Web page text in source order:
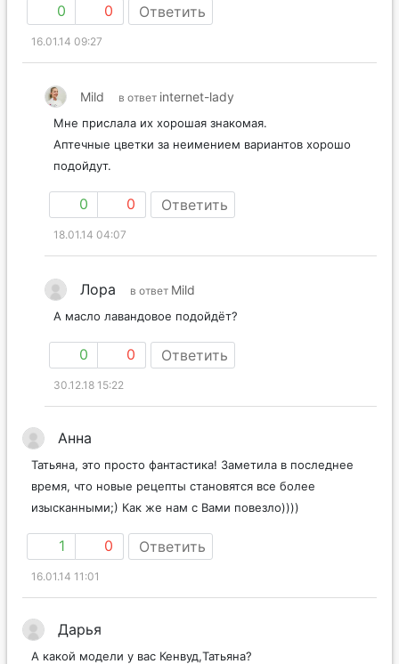
0 0 Ответить
16.01.14 09:27
Mild в ответ internet-lady
Мне прислала их хорошая знакомая.
Аптечные цветки за неимением вариантов хорошо
подойдут.
0 0 Ответить
18.01.14 04:07
Лора в ответ Mild
А масло лавандовое подойдёт?
0 0 Ответить
30.12.18 15:22
Анна
Татьяна, это просто фантастика! Заметила в последнее
время, что новые рецепты становятся все более
изысканными;) Как же нам с Вами повезло))))
1 0 Ответить
16.01.14 11:01
Дарья
А какой модели у вас Кенвуд,Татьяна?